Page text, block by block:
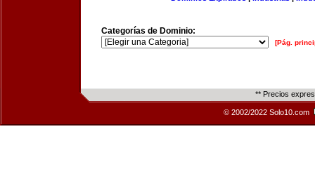
Categorías de Dominio:
[Pág.
** Precios
© 2002/2022 Solo10.com